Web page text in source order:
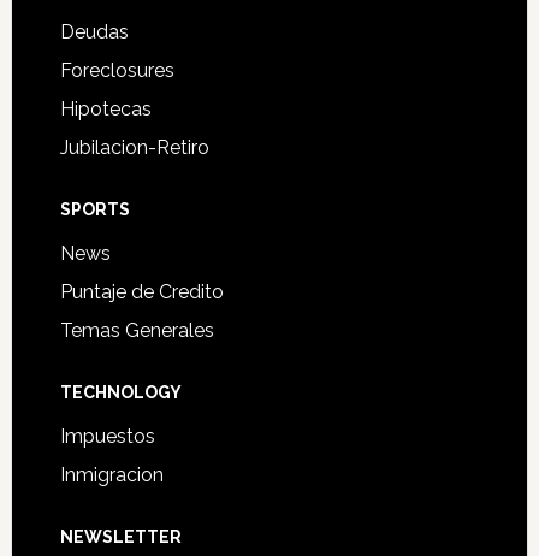
Deudas
Foreclosures
Hipotecas
Jubilacion-Retiro
SPORTS
News
Puntaje de Credito
Temas Generales
TECHNOLOGY
Impuestos
Inmigracion
NEWSLETTER